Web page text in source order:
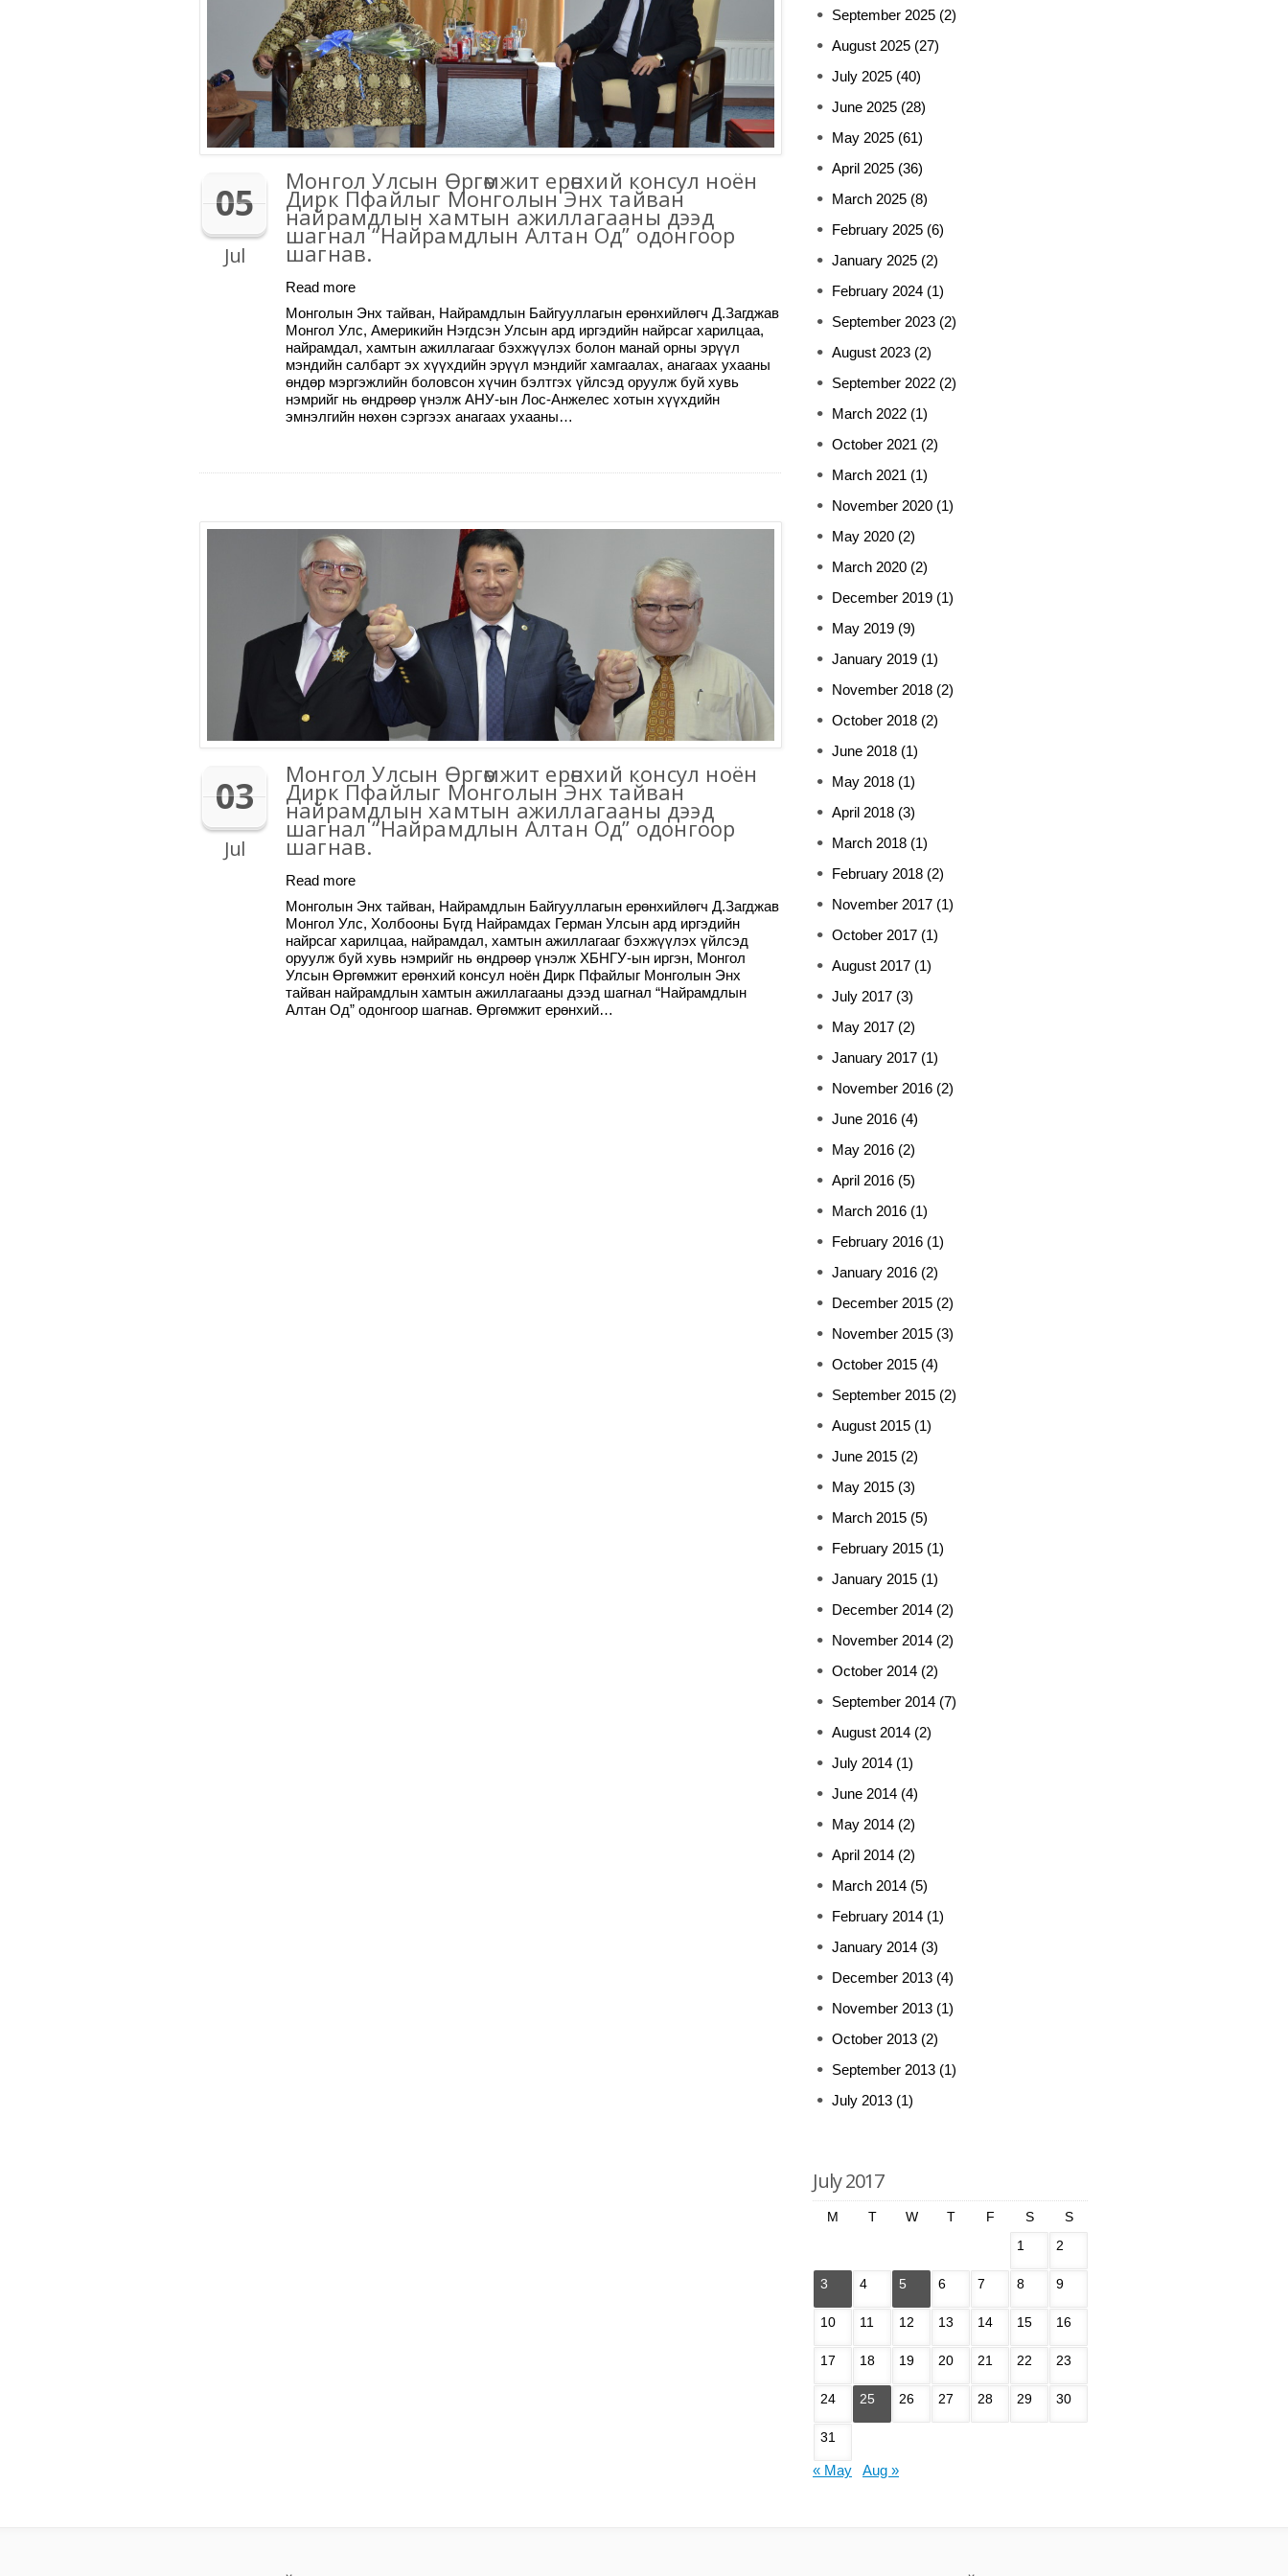
05
Jul
Монгол Улсын Өргөмжит ерөнхий консул ноён
Дирк Пфайлыг Монголын Энх тайван
найрамдлын хамтын ажиллагааны дээд
шагнал “Найрамдлын Алтан Од” одонгоор
шагнав.
Read more
Монголын Энх тайван, Найрамдлын Байгууллагын ерөнхийлөгч Д.Загджав
Монгол Улс, Америкийн Нэгдсэн Улсын ард иргэдийн найрсаг харилцаа,
найрамдал, хамтын ажиллагааг бэхжүүлэх болон манай орны эрүүл
мэндийн салбарт эх хүүхдийн эрүүл мэндийг хамгаалах, анагаах ухааны
өндөр мэргэжлийн боловсон хүчин бэлтгэх үйлсэд оруулж буй хувь
нэмрийг нь өндрөөр үнэлж АНУ-ын Лос-Анжелес хотын хүүхдийн
эмнэлгийн нөхөн сэргээх анагаах ухааны…
03
Jul
Монгол Улсын Өргөмжит ерөнхий консул ноён
Дирк Пфайлыг Монголын Энх тайван
найрамдлын хамтын ажиллагааны дээд
шагнал “Найрамдлын Алтан Од” одонгоор
шагнав.
Read more
Монголын Энх тайван, Найрамдлын Байгууллагын ерөнхийлөгч Д.Загджав
Монгол Улс, Холбооны Бүгд Найрамдах Герман Улсын ард иргэдийн
найрсаг харилцаа, найрамдал, хамтын ажиллагааг бэхжүүлэх үйлсэд
оруулж буй хувь нэмрийг нь өндрөөр үнэлж ХБНГУ-ын иргэн, Монгол
Улсын Өргөмжит ерөнхий консул ноён Дирк Пфайлыг Монголын Энх
тайван найрамдлын хамтын ажиллагааны дээд шагнал “Найрамдлын
Алтан Од” одонгоор шагнав. Өргөмжит ерөнхий…
September 2025 (2)
August 2025 (27)
July 2025 (40)
June 2025 (28)
May 2025 (61)
April 2025 (36)
March 2025 (8)
February 2025 (6)
January 2025 (2)
February 2024 (1)
September 2023 (2)
August 2023 (2)
September 2022 (2)
March 2022 (1)
October 2021 (2)
March 2021 (1)
November 2020 (1)
May 2020 (2)
March 2020 (2)
December 2019 (1)
May 2019 (9)
January 2019 (1)
November 2018 (2)
October 2018 (2)
June 2018 (1)
May 2018 (1)
April 2018 (3)
March 2018 (1)
February 2018 (2)
November 2017 (1)
October 2017 (1)
August 2017 (1)
July 2017 (3)
May 2017 (2)
January 2017 (1)
November 2016 (2)
June 2016 (4)
May 2016 (2)
April 2016 (5)
March 2016 (1)
February 2016 (1)
January 2016 (2)
December 2015 (2)
November 2015 (3)
October 2015 (4)
September 2015 (2)
August 2015 (1)
June 2015 (2)
May 2015 (3)
March 2015 (5)
February 2015 (1)
January 2015 (1)
December 2014 (2)
November 2014 (2)
October 2014 (2)
September 2014 (7)
August 2014 (2)
July 2014 (1)
June 2014 (4)
May 2014 (2)
April 2014 (2)
March 2014 (5)
February 2014 (1)
January 2014 (3)
December 2013 (4)
November 2013 (1)
October 2013 (2)
September 2013 (1)
July 2013 (1)
July 2017
M T W T F S
S
1
2
3 4 5 6 7 8 9
10 11 12 13 14 15 16
17 18 19 20 21 22 23
24 25 26 27 28 29 30
31
« May Aug »